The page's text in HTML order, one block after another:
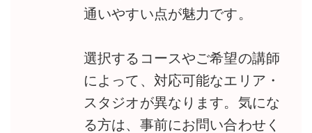
通いやすい点が魅力です。
選択するコースやご希望の講師
によって、対応可能なエリア・
スタジオが異なります。気にな
る方は、事前にお問い合わせく